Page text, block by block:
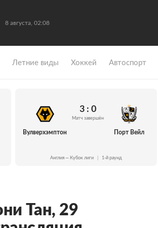
8 августа, 02:08
Летние виды Хоккей Автоспорт
Вулверхэмптон
3 : 0
Матч завершён
Порт Вейл
Англия — Кубок лиги 1-й раунд
Тан, 29